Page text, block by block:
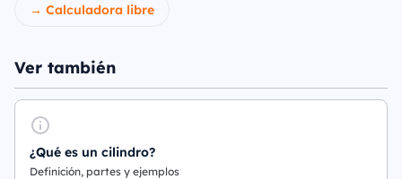
→ Calculadora libre
Ver también
¿Qué es un cilindro?
Definición, partes y ejemplos